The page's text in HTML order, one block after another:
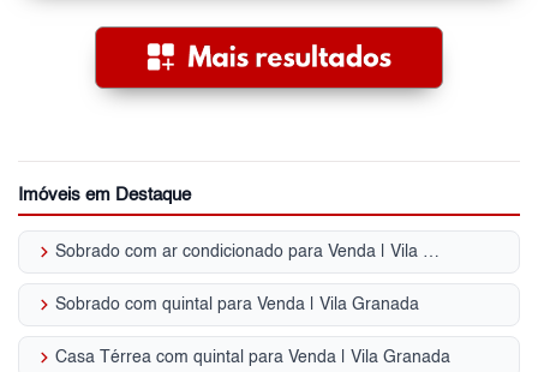
Imóveis em Destaque
keyboard_arrow_right Sobrado com ar condicionado para Venda | Vila Granada
keyboard_arrow_right Sobrado com quintal para Venda | Vila Granada
keyboard_arrow_right Casa Térrea com quintal para Venda | Vila Granada